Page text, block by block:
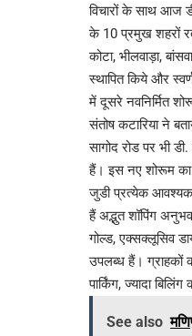
विचारों के साथ आज
के 10 प्रमुख शहरों
कोटा, भीलवाड़ा,
स्थापित किये और
में दूसरे नवनिर्मित
संतोष कटारिया ने
सागोद रोड पर भी
हैं। इस नए शोरूम का
जुडी प्रत्येक
हैं अद्भुत शॉपिंग
गोल्ड, एक्सक्लूसिव
उपलब्ध हैं। ग्राहकों
पार्किंग, ज्यादा
See also